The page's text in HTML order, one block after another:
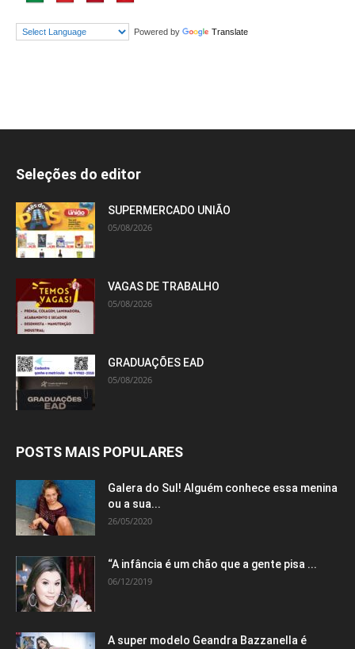
Powered by Translate
Seleções do editor
SUPERMERCADO UNIÃO
05/08/2026
VAGAS DE TRABALHO
05/08/2026
GRADUAÇÕES EAD
05/08/2026
POSTS MAIS POPULARES
Galera do Sul! Alguém conhece essa menina
ou a sua...
26/05/2020
“A infância é um chão que a gente pisa ...
06/12/2019
A super modelo Geandra Bazzanella é